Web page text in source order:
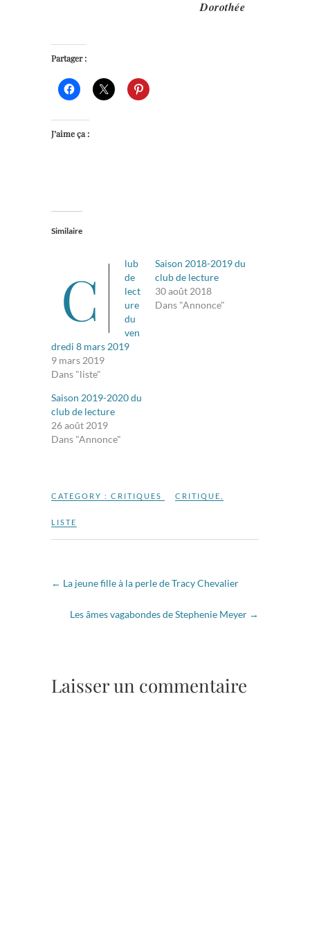
Dorothée
Partager :
J’aime ça :
Similaire
C
lub
de
lect
ure
du
ven
dredi 8 mars 2019
9 mars 2019
Dans "liste"
Saison 2018-2019 du
club de lecture
30 août 2018
Dans "Annonce"
Saison 2019-2020 du
club de lecture
26 août 2019
Dans "Annonce"
CATEGORY : CRITIQUES CRITIQUE
LISTE
← La jeune fille à la perle de Tracy Chevalier
Les âmes vagabondes de Stephenie Meyer →
Laisser un commentaire